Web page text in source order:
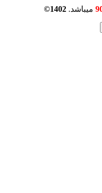
میباشد. 1402©